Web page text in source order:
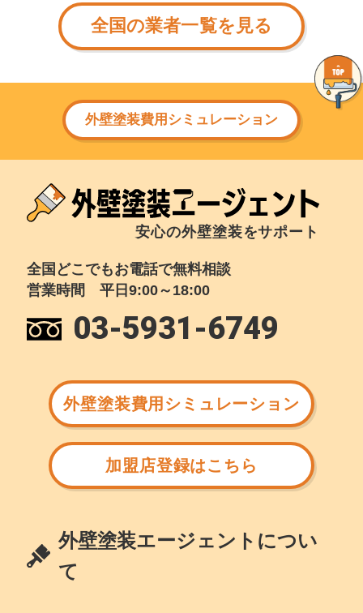
全国の業者一覧を見る
外壁塗装費用シミュレーション
安心の外壁塗装をサポート
全国どこでもお電話で無料相談
営業時間 平日9:00～18:00
03-5931-6749
外壁塗装費用シミュレーション
加盟店登録はこちら
外壁塗装エージェントについ
て